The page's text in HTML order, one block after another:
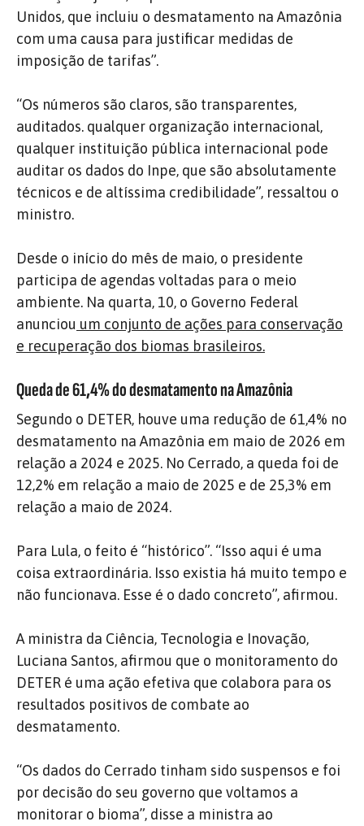
Unidos, que incluiu o desmatamento na Amazônia
com uma causa para justificar medidas de
imposição de tarifas”.
“Os números são claros, são transparentes,
auditados. qualquer organização internacional,
qualquer instituição pública internacional pode
auditar os dados do Inpe, que são absolutamente
técnicos e de altíssima credibilidade”, ressaltou o
ministro.
Desde o início do mês de maio, o presidente
participa de agendas voltadas para o meio
ambiente. Na quarta, 10, o Governo Federal
anunciou um conjunto de ações para conservação
e recuperação dos biomas brasileiros.
Queda de 61,4% do desmatamento na Amazônia
Segundo o DETER, houve uma redução de 61,4% no
desmatamento na Amazônia em maio de 2026 em
relação a 2024 e 2025. No Cerrado, a queda foi de
12,2% em relação a maio de 2025 e de 25,3% em
relação a maio de 2024.
Para Lula, o feito é “histórico”. “Isso aqui é uma
coisa extraordinária. Isso existia há muito tempo e
não funcionava. Esse é o dado concreto”, afirmou.
A ministra da Ciência, Tecnologia e Inovação,
Luciana Santos, afirmou que o monitoramento do
DETER é uma ação efetiva que colabora para os
resultados positivos de combate ao
desmatamento.
“Os dados do Cerrado tinham sido suspensos e foi
por decisão do seu governo que voltamos a
monitorar o bioma”, disse a ministra ao